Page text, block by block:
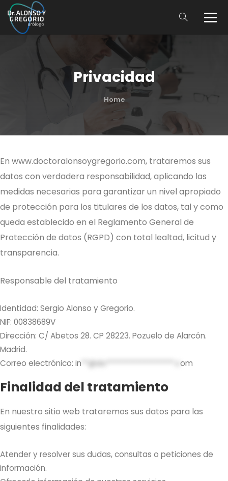
Privacidad
Home
En www.doctoralonsoygregorio.com, trataremos sus
datos con verdadera responsabilidad, aplicando las
medidas necesarias para garantizar un nivel apropiado
de protección para los titulares de los datos, tal y como
queda establecido en el Reglamento General de
Protección de datos (RGPD) con total lealtad, licitud y
transparencia.
Responsable del tratamiento
Identidad: Sergio Alonso y Gregorio.
NIF: 00838689V
Dirección: C/ Abetos 28. CP 28223. Pozuelo de Alarcón.
Madrid.
Correo electrónico: in **@do*******************.c om
Finalidad del tratamiento
En nuestro sitio web trataremos sus datos para las
siguientes finalidades:
Atender y resolver sus dudas, consultas o peticiones de
información.